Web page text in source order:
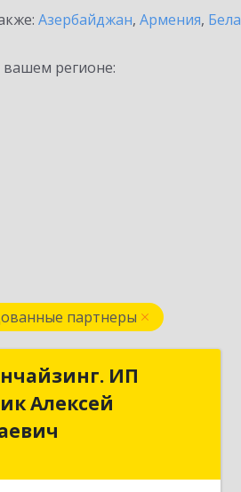
Азербайджан, Армения,
регионе:
партнеры
ИП
Алексей
ИП
Мельник Алексей